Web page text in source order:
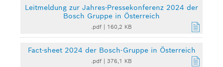
Leitmeldung zur Jahres-Pressekonferenz 2024 der
Bosch Gruppe in Österreich
.pdf | 160,2 KB
Fact-sheet 2024 der Bosch-Gruppe in Österreich
.pdf | 376,1 KB